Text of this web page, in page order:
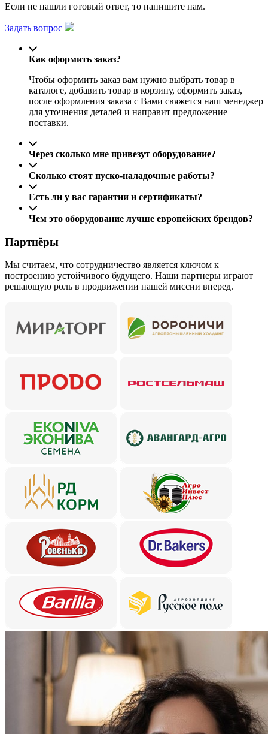
Если не нашли готовый ответ, то напишите нам.
Задать вопрос
Как оформить заказ?
Чтобы оформить заказ вам нужно выбрать товар в
каталоге, добавить товар в корзину, оформить заказ,
после оформления заказа с Вами свяжется наш менеджер
для уточнения деталей и направит предложение
поставки.
Через сколько мне привезут оборудование?
Сколько стоят пуско-наладочные работы?
Есть ли у вас гарантии и сертификаты?
Чем это оборудование лучше европейских брендов?
Партнёры
Мы считаем, что сотрудничество является ключом к
построению устойчивого будущего. Наши партнеры играют
решающую роль в продвижении нашей миссии вперед.